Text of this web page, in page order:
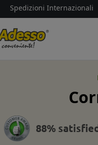
Spedizioni Internazionali
88%